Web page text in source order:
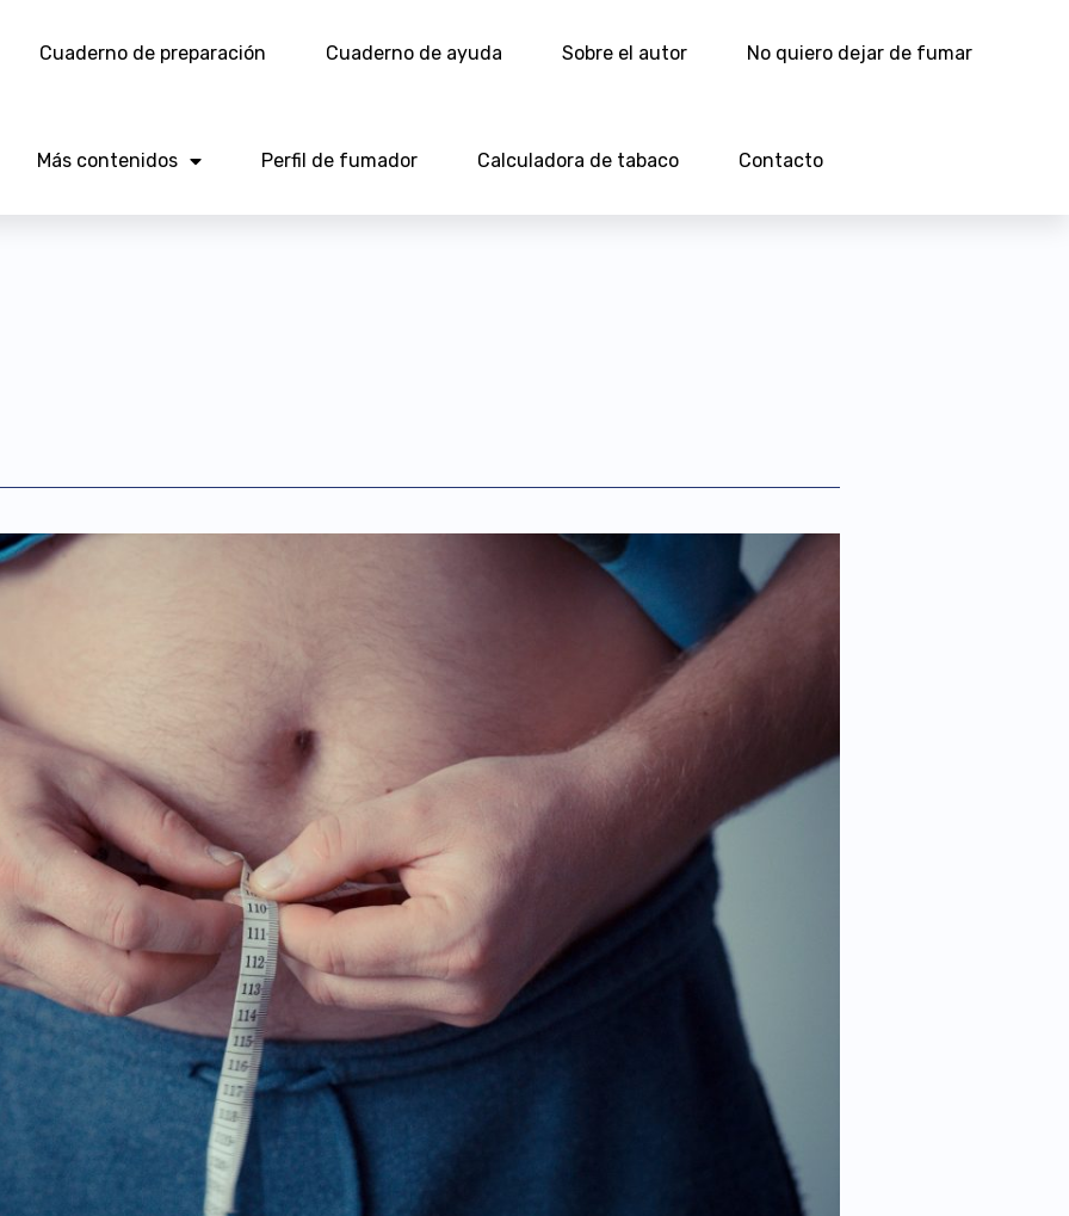
Cuaderno de preparación Cuaderno de ayuda Sobre el autor No quiero dejar de fumar
Más contenidos Perfil de fumador Calculadora de tabaco Contacto